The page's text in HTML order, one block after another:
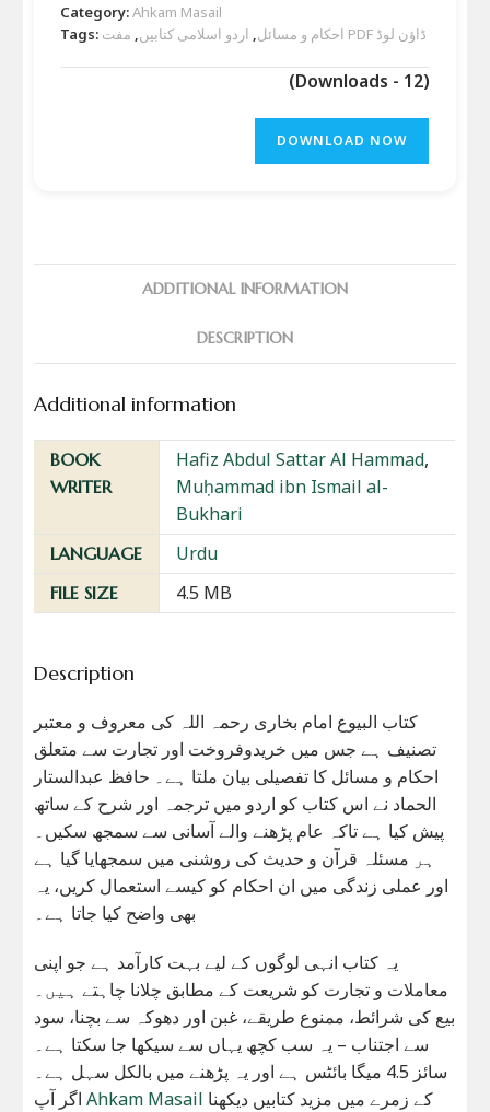
Category:Ahkam Masail
Tags:
احکام و مسائل, اردو اسلامی کتابیں, مفت PDF ڈاؤن لوڈ
(Downloads - 12)
DOWNLOAD NOW
ADDITIONAL INFORMATION
DESCRIPTION
Additional information
BOOK
WRITER
Hafiz Abdul Sattar Al Hammad,
Muḥammad ibn Ismail al-
Bukhari
LANGUAGE Urdu
FILE SIZE 4.5 MB
Description
کتاب البیوع امام بخاری رحمہ اللہ کی معروف و معتبر
تصنیف ہے جس میں خریدوفروخت اور تجارت سے متعلق
احکام و مسائل کا تفصیلی بیان ملتا ہے۔ حافظ عبدالستار
الحماد نے اس کتاب کو اردو میں ترجمہ اور شرح کے ساتھ
پیش کیا ہے تاکہ عام پڑھنے والے آسانی سے سمجھ سکیں۔
ہر مسئلہ قرآن و حدیث کی روشنی میں سمجھایا گیا ہے
اور عملی زندگی میں ان احکام کو کیسے استعمال کریں، یہ
بھی واضح کیا جاتا ہے۔
یہ کتاب انہی لوگوں کے لیے بہت کارآمد ہے جو اپنی
معاملات و تجارت کو شریعت کے مطابق چلانا چاہتے ہیں۔
بیع کی شرائط، ممنوع طریقے، غبن اور دھوکہ سے بچنا، سود
سے اجتناب – یہ سب کچھ یہاں سے سیکھا جا سکتا ہے۔
سائز 4.5 میگا بائٹس ہے اور یہ پڑھنے میں بالکل سہل ہے۔
اگر آپAhkam Masail